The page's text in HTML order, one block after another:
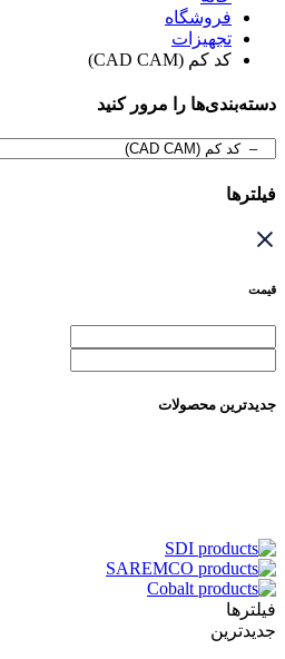
فروشگاه
تجهیزات
کد کم (CAD CAM)
دسته‌بندی‌ها را مرور کنید
فیلترها
قیمت
جدیدترین محصولات
فیلترها
جدیدترین